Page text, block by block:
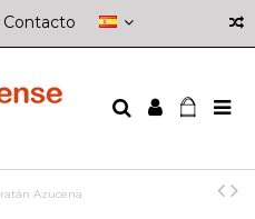
Contacto
Azucena